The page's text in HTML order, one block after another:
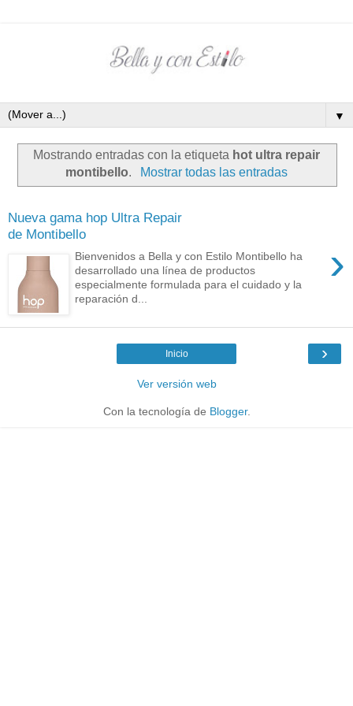
▼
Mostrando entradas con la etiqueta hot ultra repair
montibello. Mostrar todas las entradas
Nueva gama hop Ultra Repair
de Montibello
›
Bienvenidos a Bella y con Estilo Montibello ha
desarrollado una línea de productos
especialmente formulada para el cuidado y la
reparación d...
›
Inicio
Ver versión web
Con la tecnología de Blogger.